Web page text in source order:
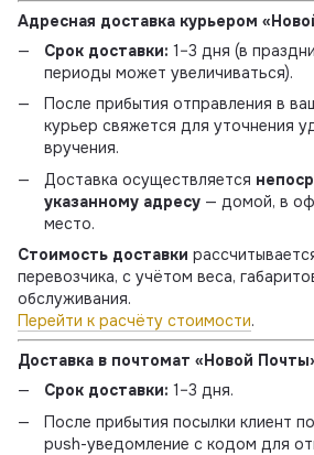
Адресная доставка курьером
Срок доставки: 1–3 дня (в
периоды может увеличиваться).
После прибытия отправления в
курьер свяжется для уточнения
вручения.
Доставка осуществляется
указанному адресу — домой, в
место.
Стоимость доставки
перевозчика, с учётом веса,
обслуживания.
Перейти к расчёту стоимости.
Доставка в почтомат «Новой
Срок доставки: 1–3 дня.
После прибытия посылки клиент
push-уведомление с кодом для